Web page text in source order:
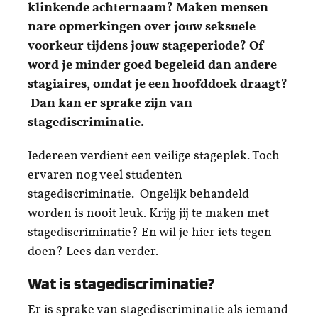
klinkende achternaam? Maken mensen
nare opmerkingen over jouw seksuele
voorkeur tijdens jouw stageperiode? Of
word je minder goed begeleid dan andere
stagiaires, omdat je een hoofddoek draagt?
Dan kan er sprake zijn van
stagediscriminatie.
Iedereen verdient een veilige stageplek. Toch
ervaren nog veel studenten
stagediscriminatie. Ongelijk behandeld
worden is nooit leuk. Krijg jij te maken met
stagediscriminatie? En wil je hier iets tegen
doen? Lees dan verder.
Wat is stagediscriminatie?
Er is sprake van stagediscriminatie als iemand